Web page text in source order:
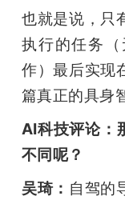
也就是说，只
执行的任务
作）最后实现
篇真正的具身
AI科技评论：
不同呢？
吴琦： 自驾的